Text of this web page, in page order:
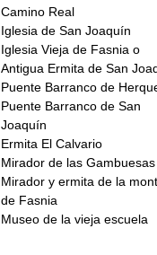
Camino Real
Iglesia de San Joaquín
Iglesia Vieja de Fasnia o
Antigua Ermita de San
Puente Barranco de
Puente Barranco de San
Joaquín
Ermita El Calvario
Mirador de las Gambuesas
Mirador y ermita de la
de Fasnia
Museo de la vieja escuela